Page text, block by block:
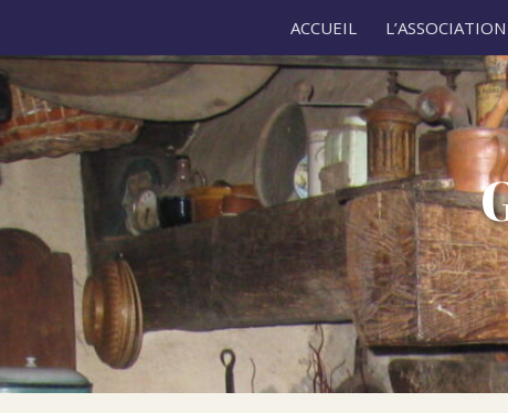
ACCUEIL